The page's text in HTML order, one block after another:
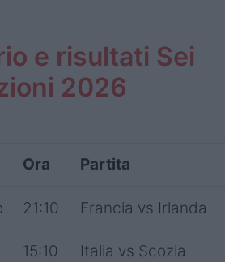
e risultati Sei
2026
Ora Partita
21:10 Francia vs Irlanda
15:10 Italia vs Scozia